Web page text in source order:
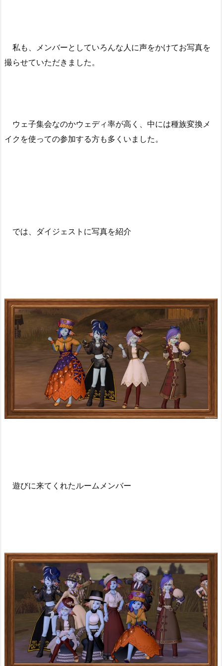
私も、メンバーとしていろんな人に声をかけてお写真を
撮らせていただきました。
ウェ子集会なのかウェディ率が高く、中には種族変換メ
イクを使っての参加する方も多くいました。
では、ダイジェストに写真を紹介
遊びに来てくれたルームメンバー